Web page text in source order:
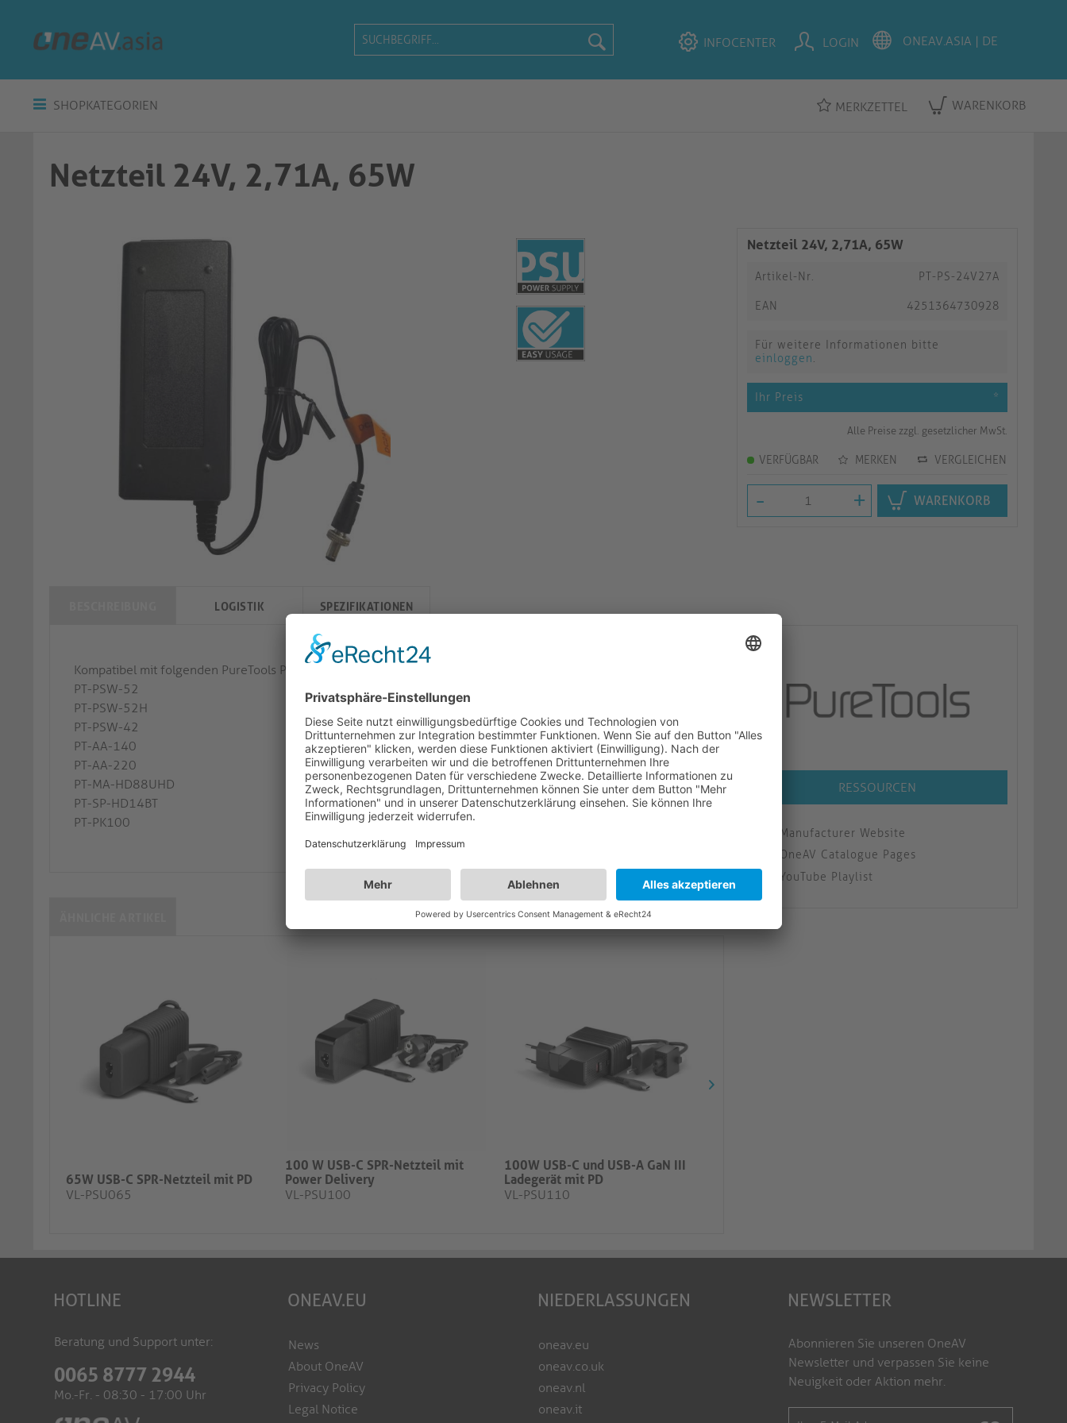
INFOCENTER LOGIN
SHOPKATEGORIEN MERKZETTEL WARENKORB
Netzteil 24V, 2,71A, 65W
Netzteil 24V, 2,71A, 65W
Artikel-Nr. PT-PS-24V27A
EAN 4251364730928
Für weitere Informationen bitte
einloggen.
Ihr Preis *
Alle Preise zzgl. gesetzlicher MwSt.
VERFÜGBAR MERKEN VERGLEICHEN
- + WARENKORB
RESSOURCEN
Manufacturer Website
OneAV Catalogue Pages
YouTube Playlist
LOGISTIK SPEZIFIKATIONEN
Kompatibel mit folgenden PureTools Produkten:
PT-PSW-52
PT-PSW-52H
PT-PSW-42
PT-AA-140
PT-AA-220
PT-MA-HD88UHD
PT-SP-HD14BT
PT-PK100
65W USB-C SPR-Netzteil mit PD
VL-PSU065
100 W USB-C SPR-Netzteil mit
Power Delivery
VL-PSU100
100W USB-C und USB-A GaN III
Ladegerät mit PD
VL-PSU110
HOTLINE
Beratung und Support unter:
0065 8777 2944
Mo.-Fr. - 08:30 - 17:00 Uhr
ONEAV.EU
News
About OneAV
Privacy Policy
Legal Notice
NIEDERLASSUNGEN
oneav.eu
oneav.co.uk
oneav.nl
oneav.it
NEWSLETTER
Abonnieren Sie unseren OneAV
Newsletter und verpassen Sie keine
Neuigkeit oder Aktion mehr.